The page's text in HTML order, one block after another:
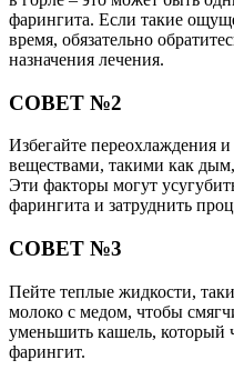
фарингита. Если такие
время, обязательно
назначения лечения.
СОВЕТ №2
Избегайте переохлаждения
веществами, такими как
Эти факторы могут
фарингита и затруднить
СОВЕТ №3
Пейте теплые жидкости,
молоко с медом, чтобы
уменьшить кашель, который
фарингит.